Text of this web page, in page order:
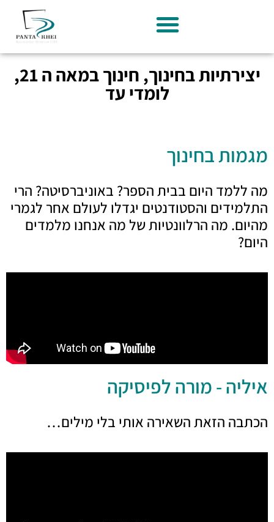
יצירתיות בחינוך, חינוך במאה ה 21,
לומדי עד
מגמות בחינוך
מה ללמד היום בבית הספר? באוניברסיטה? הרי
התלמידים והסטודנטים יגדלו לעולם אחר לגמרי
מהיום. מה הרלוונטיות של מה אנחנו מלמדים
היום?
איליה - מורה לפיסיקה
הכתבה הזאת השאירה אותי בלי מילים…